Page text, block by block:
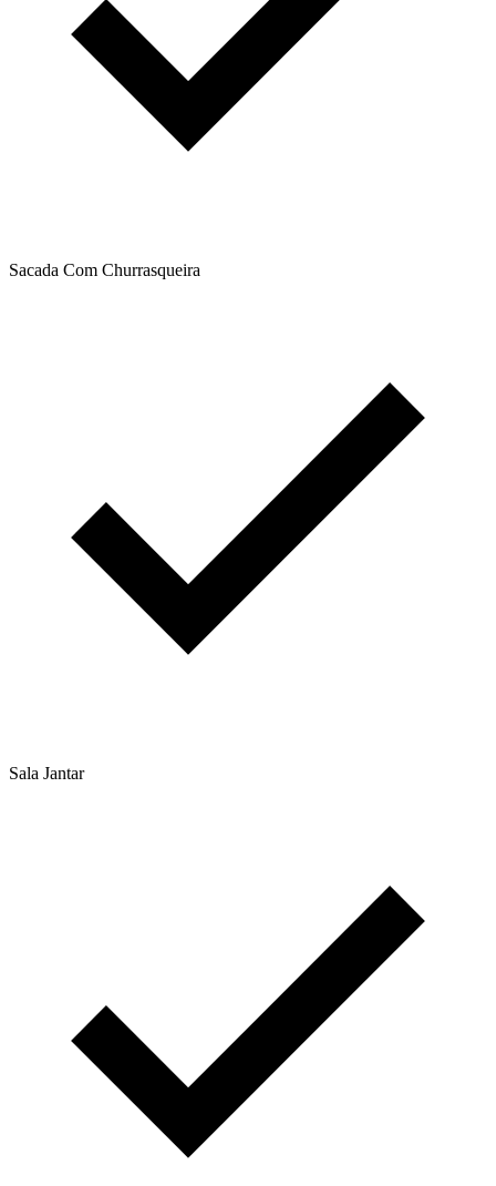
Sacada Com Churrasqueira
Sala Jantar